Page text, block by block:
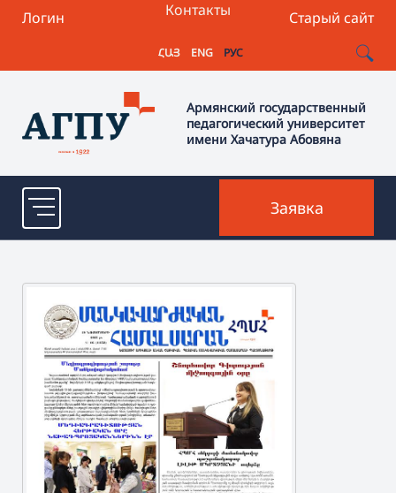
Логин Старый сайт
Контакты
ՀԱՅ ENG РУС
Армянский государственный
педагогический университет
имени Хачатура Абовяна
Заявка